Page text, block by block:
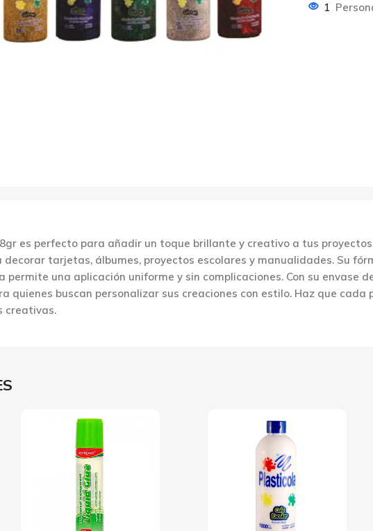
1
es perfecto para añadir un toque brillante y creativo a tus
tarjetas, álbumes, proyectos escolares y manualidades. Su
una aplicación uniforme y sin complicaciones. Con su envase
quienes buscan personalizar sus creaciones con estilo. Haz que
creativas.